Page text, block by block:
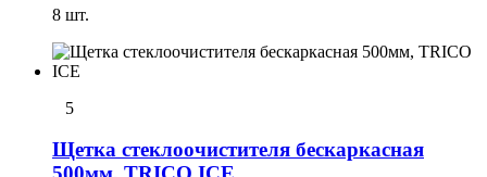
8 шт.
5
Щетка стеклоочистителя бескаркасная